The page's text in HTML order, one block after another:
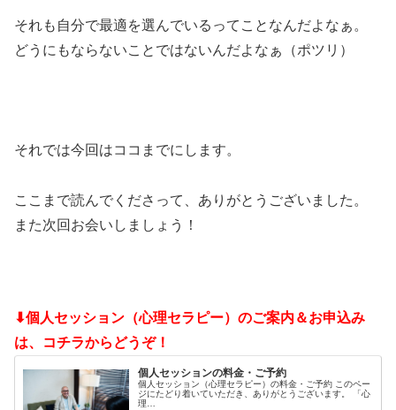
それも自分で最適を選んでいるってことなんだよなぁ。
どうにもならないことではないんだよなぁ（ポツリ）
それでは今回はココまでにします。
ここまで読んでくださって、ありがとうございました。
また次回お会いしましょう！
⬇個人セッション（心理セラピー）のご案内＆お申込み
は、コチラからどうぞ！
個人セッションの料金・ご予約
個人セッション（心理セラピー）の料金・ご予約 このペー
ジにたどり着いていただき、ありがとうございます。 「心
理…